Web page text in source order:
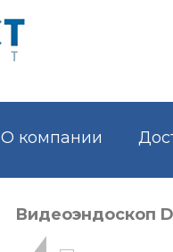
О компании
Видеоэндоскоп